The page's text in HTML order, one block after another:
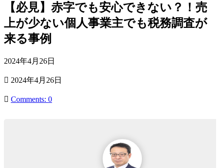
ス
キ
ッ
【必見】赤字でも安心できない？！売
上が少ない個人事業主でも税務調査が
来る事例
公
日
2024年4月26日
最
更
2024年4月26日
Comments: 0